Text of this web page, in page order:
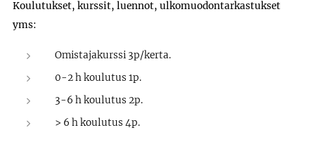
Koulutukset, kurssit, luennot, ulkomuodontarkastukset
yms:
Omistajakurssi 3p/kerta.
0-2 h koulutus 1p.
3-6 h koulutus 2p.
> 6 h koulutus 4p.